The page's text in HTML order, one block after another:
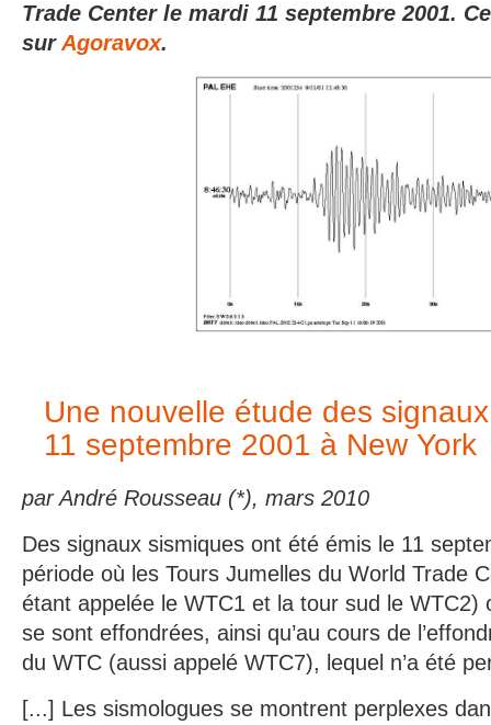
Trade Centerle mardi 11 septembre 2001.
surAgoravox.
Une nouvelle étude des
11 septembre 2001 à New York
par André Rousseau (*), mars 2010
Des signaux sismiques ont été émis le 11
période où les Tours Jumelles du World Trade
étant appelée le WTC1 et la tour sud le WTC2)
se sont effondrées, ainsi qu’au cours de
du WTC (aussi appelé WTC7), lequel n’a été
[...] Les sismologues se montrent perplexes